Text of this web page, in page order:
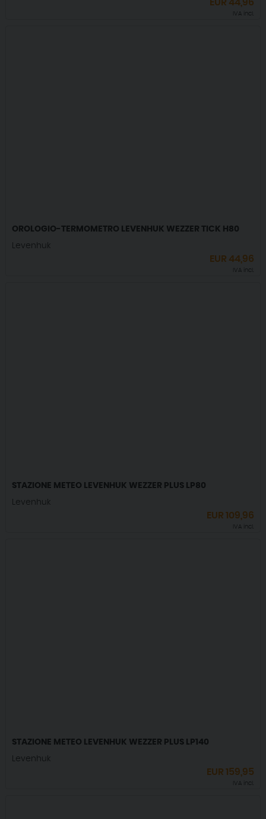
EUR 44,96
IVA incl.
OROLOGIO-TERMOMETRO LEVENHUK WEZZER TICK H80
Levenhuk
EUR 44,96
IVA incl.
STAZIONE METEO LEVENHUK WEZZER PLUS LP80
Levenhuk
EUR109,96
IVA incl.
STAZIONE METEO LEVENHUK WEZZER PLUS LP140
Levenhuk
EUR159,95
IVA incl.